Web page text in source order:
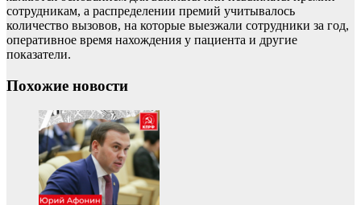
сотрудникам, а распределении премий учитывалось
количество вызовов, на которые выезжали сотрудники за год,
оперативное время нахождения у пациента и другие
показатели.
Похожие новости